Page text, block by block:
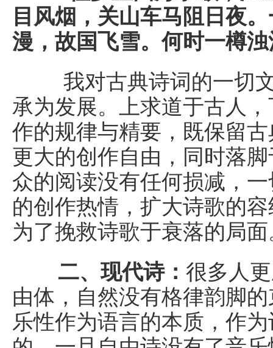
目风烟，关山车马阻日夜
漫，故国飞雪。何时一樽
我对古典诗词的一切文
承为发展。上求道于古人
作的规律与精要，既保留
更大的创作自由，同时落
众的阅读没有任何损减，
的创作热情，扩大诗歌的
为了挽救诗歌于衰落的局面
二、现代诗： 很多人
由体，自然没有格律韵脚
乐性作为语言的本质，作